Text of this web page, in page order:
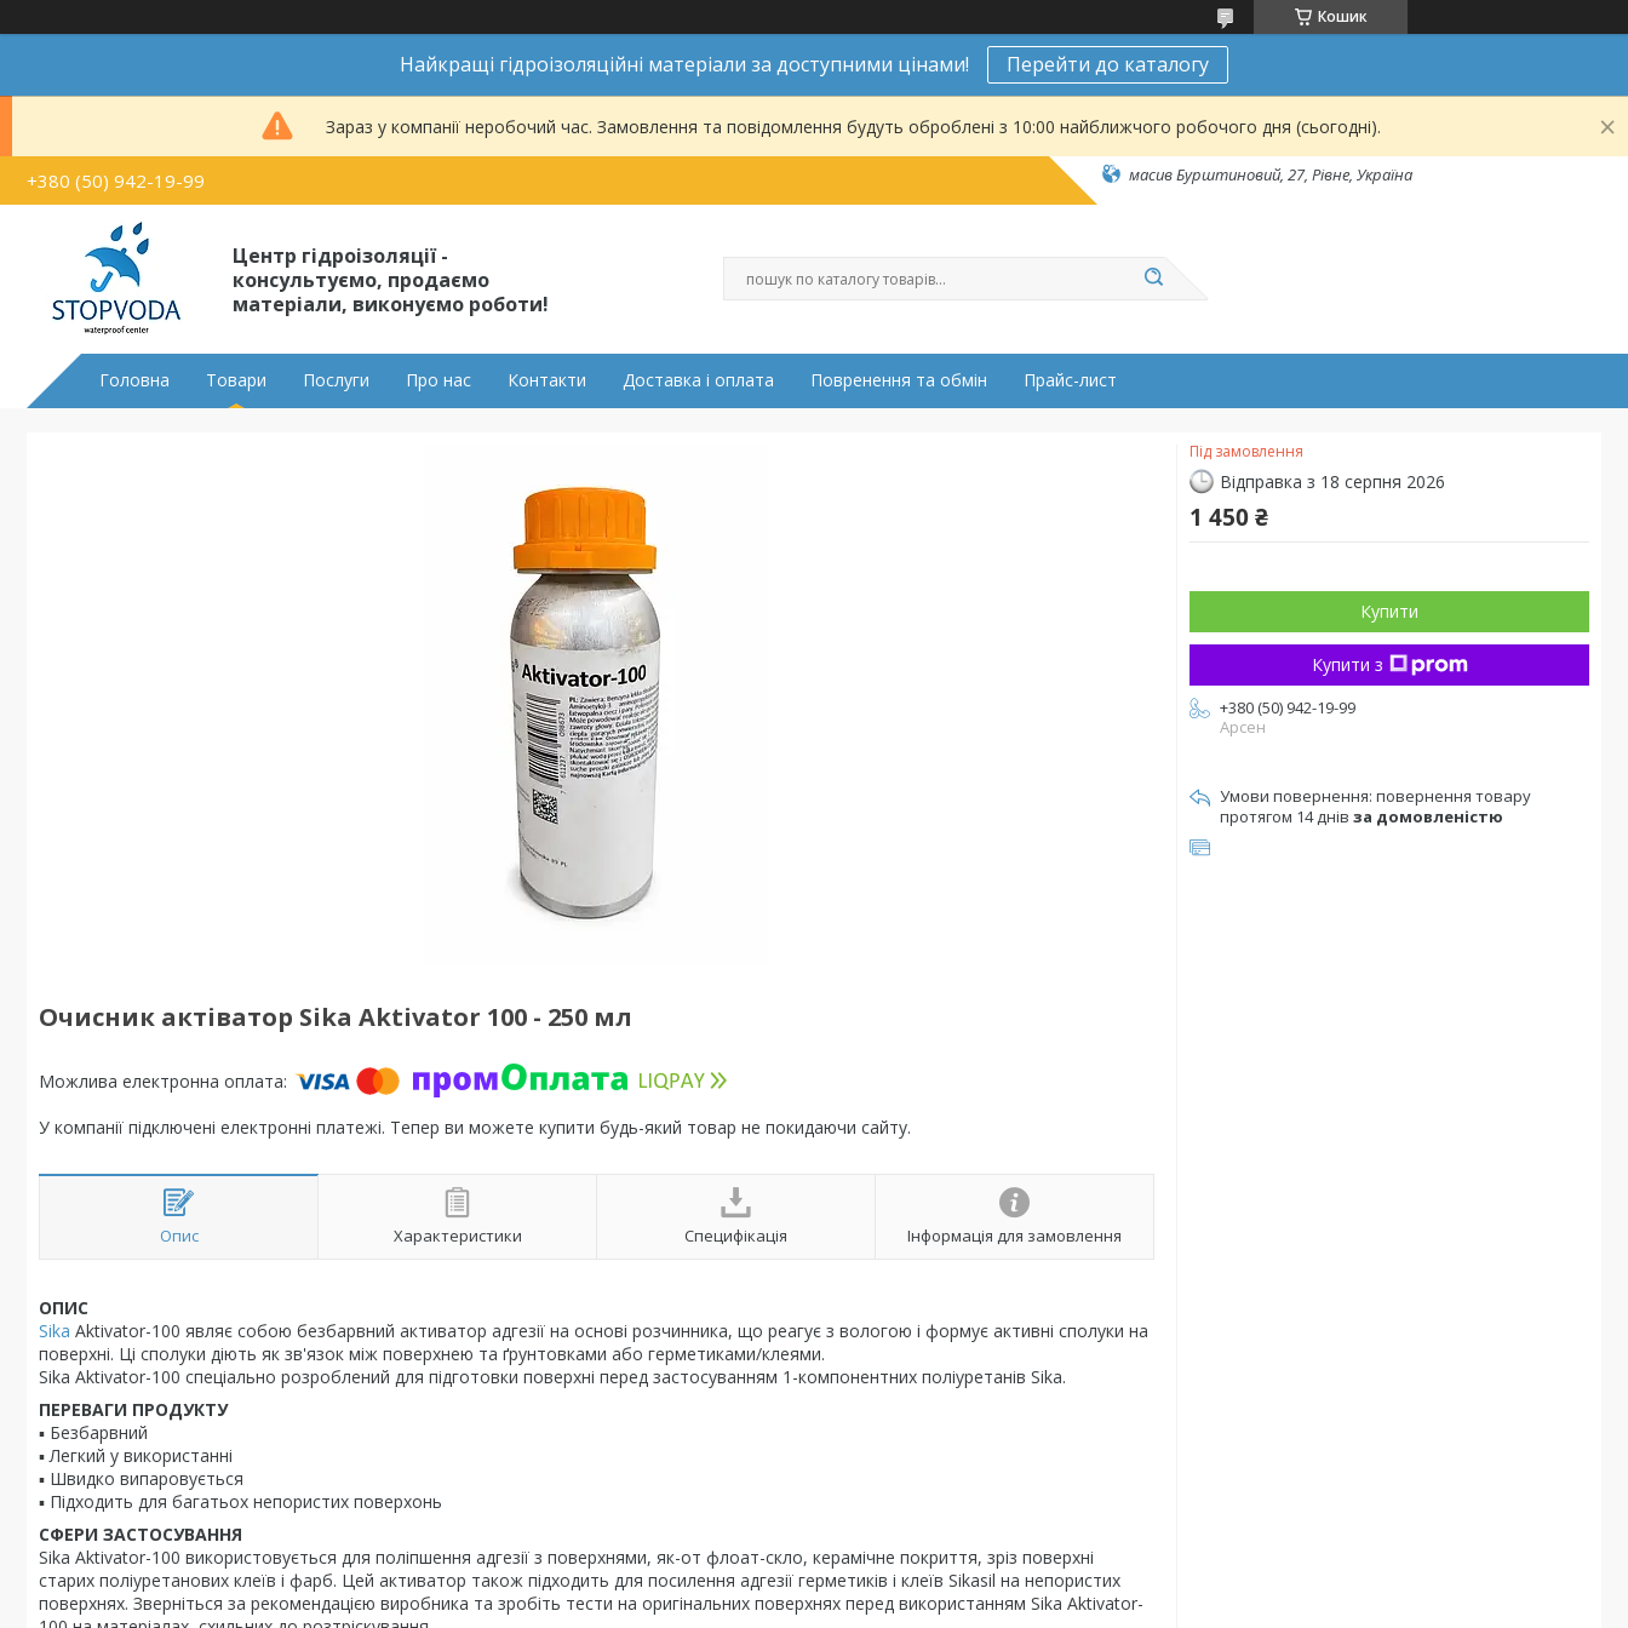
Кошик
Найкращі гідроізоляційні матеріали за доступними цінами! Перейти до каталогу
Зараз у компанії неробочий час. Замовлення та повідомлення будуть оброблені з 10:00 найближчого робочого дня (сьогодні).
+380 (50) 942-19-99 масив Бурштиновий, 27, Рівне, Україна
Центр гідроізоляції -
консультуємо, продаємо
матеріали, виконуємо роботи!
Головна Товари Послуги Про нас Контакти Доставка і оплата Повренення та обмін Прайс-лист
Очисник актіватор Sika Aktivator 100 - 250 мл
У компанії підключені електронні платежі. Тепер ви можете купити будь-який товар не покидаючи сайту.
Опис Характеристики Специфікація Інформація для замовлення
ОПИС
Sika Aktivator-100 являє собою безбарвний активатор адгезії на основі розчинника, що реагує з вологою і формує активні сполуки на
поверхні. Ці сполуки діють як зв'язок між поверхнею та ґрунтовками або герметиками/клеями.
Sika Aktivator-100 спеціально розроблений для підготовки поверхні перед застосуванням 1-компонентних поліуретанів Sika.
ПЕРЕВАГИ ПРОДУКТУ
▪ Безбарвний
▪ Легкий у використанні
▪ Швидко випаровується
▪ Підходить для багатьох непористих поверхонь
СФЕРИ ЗАСТОСУВАННЯ
Sika Aktivator-100 використовується для поліпшення адгезії з поверхнями, як-от флоат-скло, керамічне покриття, зріз поверхні
старих поліуретанових клеїв і фарб. Цей активатор також підходить для посилення адгезії герметиків і клеїв Sikasil на непористих
поверхнях. Зверніться за рекомендацією виробника та зробіть тести на оригінальних поверхнях перед використанням Sika Aktivator-
Під замовлення
Відправка з 18 серпня 2026
1 450 ₴
Купити
Купити з
+380 (50) 942-19-99
Арсен
повернення товару
протягом 14 днів за домовленістю